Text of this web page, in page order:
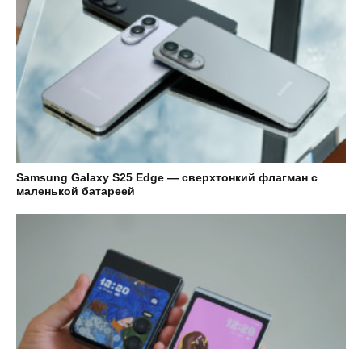
Samsung Galaxy S25 Edge — сверхтонкий флагман с
маленькой батареей